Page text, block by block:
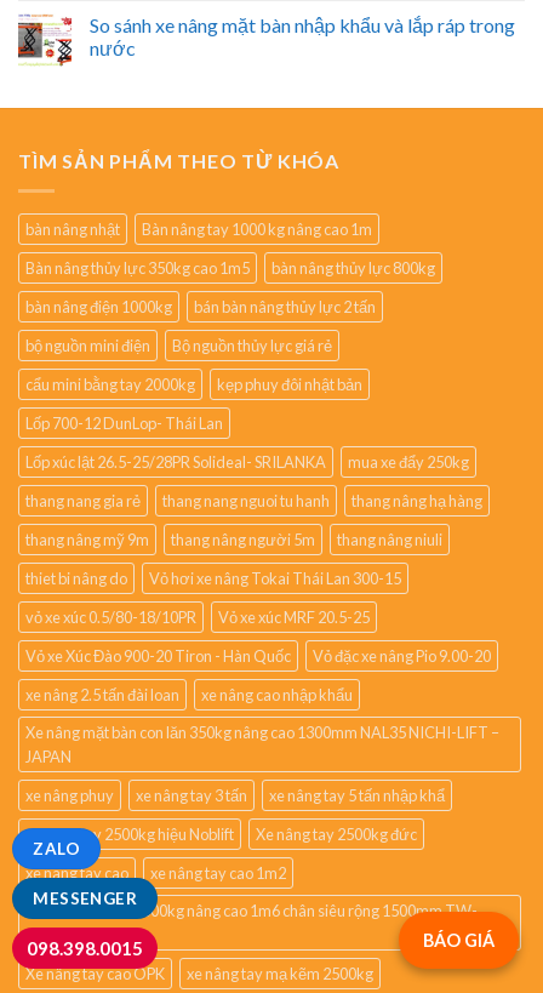
MESSENGER
ZALO
098.398.0015
So sánh xe nâng mặt bàn nhập khẩu và lắp ráp trong
nước
TÌM SẢN PHẨM THEO TỪ KHÓA
bàn nâng nhật
Bàn nâng tay 1000 kg nâng cao 1m
Bàn nâng thủy lực 350kg cao 1m5
bàn nâng thủy lực 800kg
bàn nâng điện 1000kg
bán bàn nâng thủy lực 2 tấn
bộ nguồn mini điện
Bộ nguồn thủy lực giá rẻ
cẩu mini bằng tay 2000kg
kẹp phuy đôi nhật bản
Lốp 700-12 DunLop- Thái Lan
Lốp xúc lật 26.5-25/28PR Solideal- SRILANKA
mua xe đẩy 250kg
thang nang gia rẻ
thang nang nguoi tu hanh
thang nâng hạ hàng
thang nâng mỹ 9m
thang nâng người 5m
thang nâng niuli
thiet bi nâng do
Vỏ hơi xe nâng Tokai Thái Lan 300-15
vỏ xe xúc 0.5/80-18/10PR
Vỏ xe xúc MRF 20.5-25
Vỏ xe Xúc Đào 900-20 Tiron - Hàn Quốc
Vỏ đặc xe nâng Pio 9.00-20
xe nâng 2.5 tấn đài loan
xe nâng cao nhập khẩu
Xe nâng mặt bàn con lăn 350kg nâng cao 1300mm NAL35 NICHI-LIFT –
JAPAN
xe nâng phuy
xe nâng tay 3 tấn
xe nâng tay 5 tấn nhập khẩ
xe nâng tay 2500kg hiệu Noblift
Xe nâng tay 2500kg đức
xe nâng tay cao
xe nâng tay cao 1m2
Xe nâng tay cao 1500kg nâng cao 1m6 chân siêu rộng 1500mm TW-
LIFTER Đài Loan
Xe nâng tay cao OPK
xe nâng tay mạ kẽm 2500kg
BÁO GIÁ